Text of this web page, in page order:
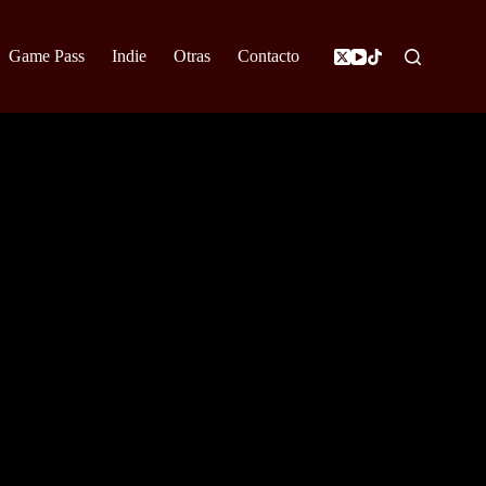
Game Pass Indie Otras Contacto